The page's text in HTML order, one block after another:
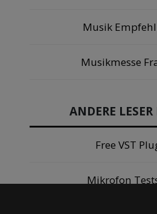
Musik
Musikmesse
ANDERE
Free VST
Mikrofon